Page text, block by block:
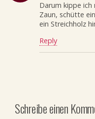
Darum kippe ich
Zaun, schütte
ein Streichholz
Reply
Schreibe einen